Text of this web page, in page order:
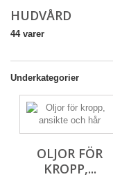
HUDVÅRD
44 varer
Underkategorier
OLJOR FÖR
KROPP,...